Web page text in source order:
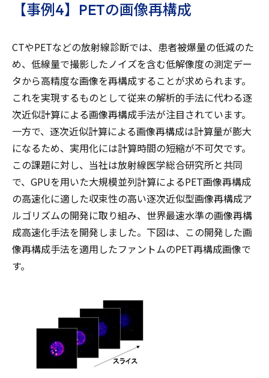
【事例4】PETの画像再構成
CTやPETなどの放射線診断では、患者被爆量の低減のた
め、低線量で撮影したノイズを含む低解像度の測定デー
タから高精度な画像を再構成することが求められます。
これを実現するものとして従来の解析的手法に代わる逐
次近似計算による画像再構成手法が注目されています。
一方で、逐次近似計算による画像再構成は計算量が膨大
になるため、実用化には計算時間の短縮が不可欠です。
この課題に対し、当社は放射線医学総合研究所と共同
で、GPUを用いた大規模並列計算によるPET画像再構成
の高速化に適した収束性の高い逐次近似型画像再構成ア
ルゴリズムの開発に取り組み、世界最速水準の画像再構
成高速化手法を開発しました。下図は、この開発した画
像再構成手法を適用したファントムのPET再構成画像で
す。